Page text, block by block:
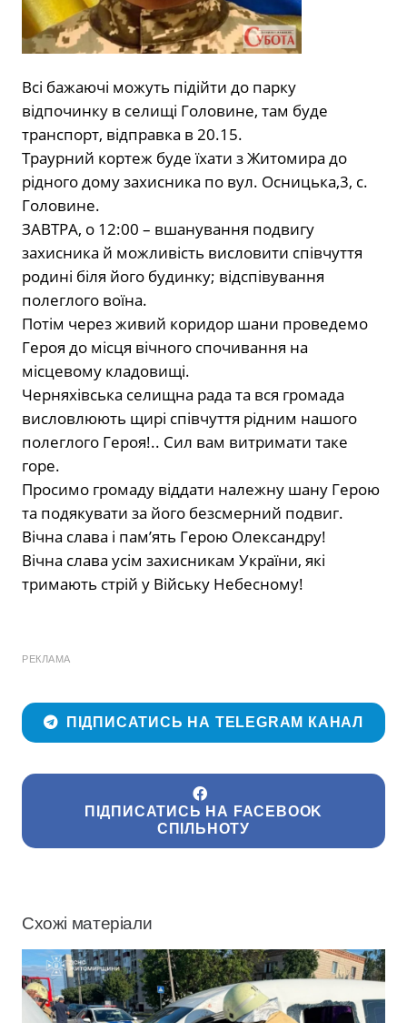
Всі бажаючі можуть підійти до парку
відпочинку в селищі Головине, там буде
транспорт, відправка в 20.15.
Траурний кортеж буде їхати з Житомира до
рідного дому захисника по вул. Осницька,3, с.
Головине.
ЗАВТРА, о 12:00 – вшанування подвигу
захисника й можливість висловити співчуття
родині біля його будинку; відспівування
полеглого воїна.
Потім через живий коридор шани проведемо
Героя до місця вічного спочивання на
місцевому кладовищі.
Черняхівська селищна рада та вся громада
висловлюють щирі співчуття рідним нашого
полеглого Героя!.. Сил вам витримати таке
горе.
Просимо громаду віддати належну шану Герою
та подякувати за його безсмерний подвиг.
Вічна слава і памʼять Герою Олександру!
Вічна слава усім захисникам України, які
тримають стрій у Війську Небесному!
РЕКЛАМА
ПІДПИСАТИСЬ НА TELEGRAM КАНАЛ
ПІДПИСАТИСЬ НА FACEBOOK
СПІЛЬНОТУ
Схожі матеріали